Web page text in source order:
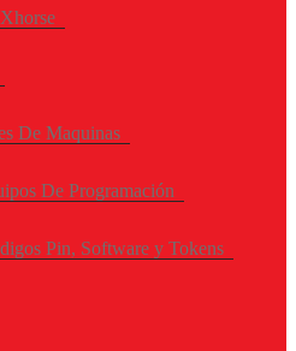
De Maquinas
De Programación
Pin, Software y Tokens